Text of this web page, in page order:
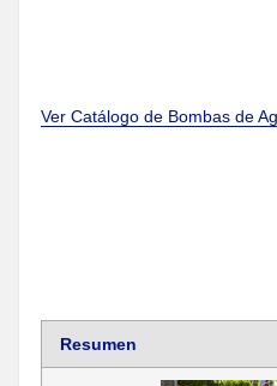
Ver Catálogo de Bombas de
Resumen